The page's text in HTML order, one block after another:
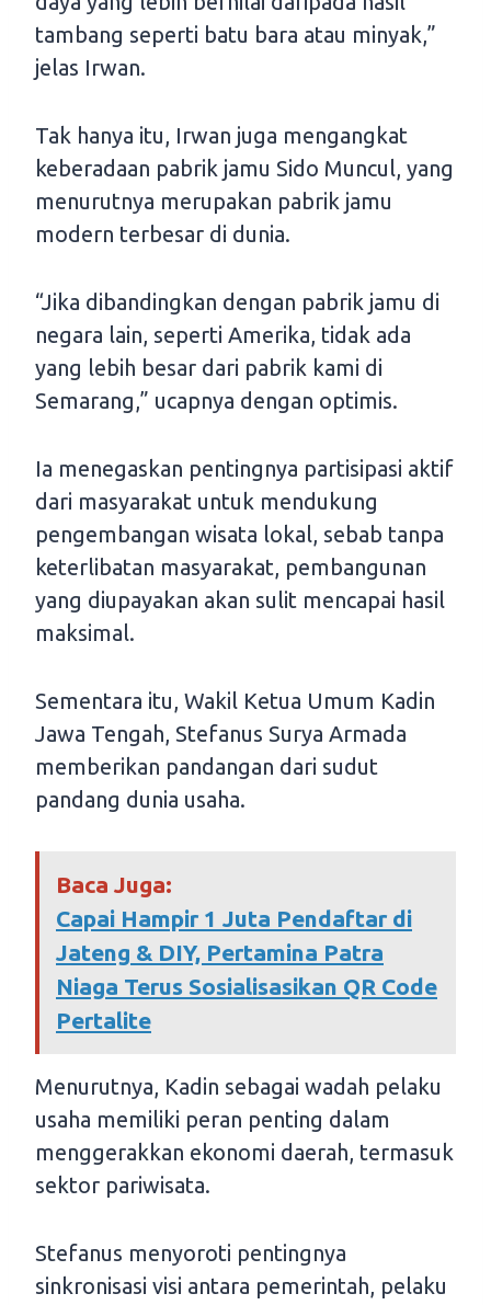
tambang seperti batu bara atau minyak,”
jelas Irwan.
Tak hanya itu, Irwan juga mengangkat
keberadaan pabrik jamu Sido Muncul, yang
menurutnya merupakan pabrik jamu
modern terbesar di dunia.
“Jika dibandingkan dengan pabrik jamu di
negara lain, seperti Amerika, tidak ada
yang lebih besar dari pabrik kami di
Semarang,” ucapnya dengan optimis.
Ia menegaskan pentingnya partisipasi aktif
dari masyarakat untuk mendukung
pengembangan wisata lokal, sebab tanpa
keterlibatan masyarakat, pembangunan
yang diupayakan akan sulit mencapai hasil
maksimal.
Sementara itu, Wakil Ketua Umum Kadin
Jawa Tengah, Stefanus Surya Armada
memberikan pandangan dari sudut
pandang dunia usaha.
Baca Juga:
Capai Hampir 1 Juta Pendaftar di
Jateng & DIY, Pertamina Patra
Niaga Terus Sosialisasikan QR Code
Pertalite
Menurutnya, Kadin sebagai wadah pelaku
usaha memiliki peran penting dalam
menggerakkan ekonomi daerah, termasuk
sektor pariwisata.
Stefanus menyoroti pentingnya
sinkronisasi visi antara pemerintah, pelaku